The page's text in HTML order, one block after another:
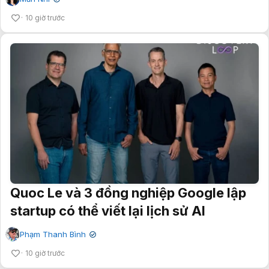
10 giờ trước
Quoc Le và 3 đồng nghiệp Google lập
startup có thể viết lại lịch sử AI
Phạm Thanh Bình ✔
10 giờ trước